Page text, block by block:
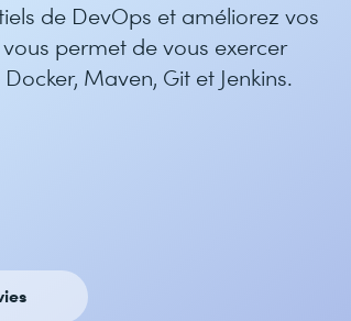
de DevOps et améliorez vos
permet de vous exercer
Maven, Git et Jenkins.